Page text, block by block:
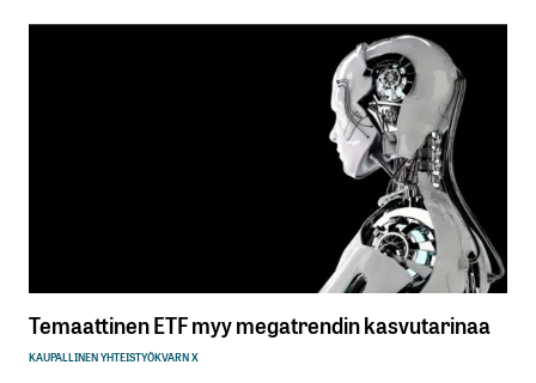
Temaattinen ETF myy megatrendin kasvutarinaa
KAUPALLINEN YHTEISTYÖKVARN X